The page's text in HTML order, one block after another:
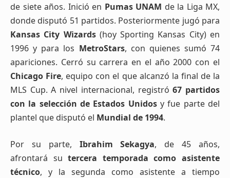
de siete años. Inició en Pumas UNAM de la Liga MX,
donde disputó 51 partidos. Posteriormente jugó para
Kansas City Wizards(hoy Sporting Kansas City) en
1996 y para los MetroStars, con quienes sumó 74
apariciones. Cerró su carrera en el año 2000 con el
Chicago Fire, equipo con el que alcanzó la final de la
MLS Cup. A nivel internacional, registró67 partidos
con la selección de Estados Unidosy fue parte del
plantel que disputó el Mundial de 1994.
Por su parte, Ibrahim Sekagya, de 45 años,
afrontará sutercera temporada como asistente
técnico, y la segunda como asistente a tiempo